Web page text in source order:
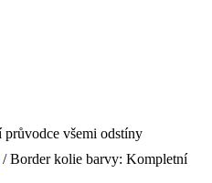
/ Border kolie barvy: Kompletní